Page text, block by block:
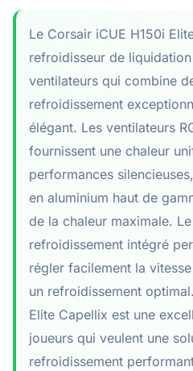
Le Corsair iCUE H150i
refroidisseur de
ventilateurs qui combine
refroidissement
élégant. Les ventilateurs
fournissent une chaleur
performances
en aluminium haut de
de la chaleur maximale.
refroidissement intégré
régler facilement la
un refroidissement
Elite Capellix est une
joueurs qui veulent une
refroidissement